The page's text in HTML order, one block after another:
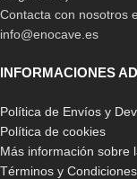
Contacta con nosotros
info@enocave.es
INFORMACIONES
Política de Envíos y
Política de cookies
Más información sobre
Términos y Condiciones